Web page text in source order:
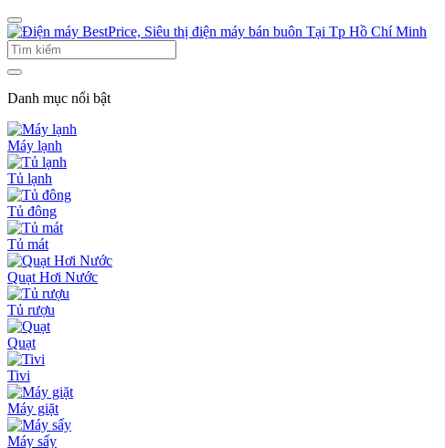
Danh mục nổi bật
Máy lạnh
Tủ lạnh
Tủ đông
Tủ mát
Quạt Hơi Nước
Tủ rượu
Quạt
Tivi
Máy giặt
Máy sấy